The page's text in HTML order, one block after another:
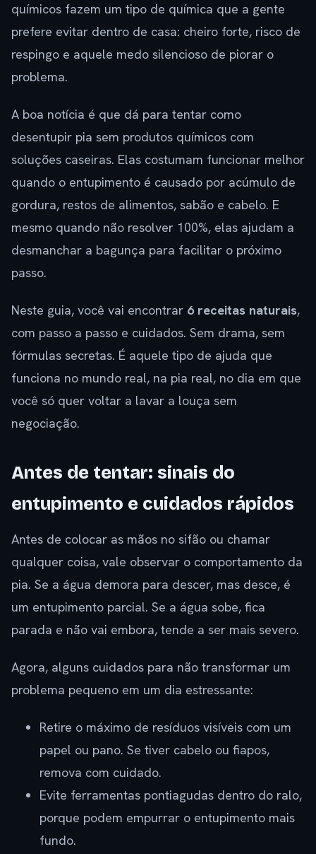
químicos fazem um tipo de química que a gente
prefere evitar dentro de casa: cheiro forte, risco de
respingo e aquele medo silencioso de piorar o
problema.
A boa notícia é que dá para tentar como
desentupir pia sem produtos químicos com
soluções caseiras. Elas costumam funcionar melhor
quando o entupimento é causado por acúmulo de
gordura, restos de alimentos, sabão e cabelo. E
mesmo quando não resolver 100%, elas ajudam a
desmanchar a bagunça para facilitar o próximo
passo.
Neste guia, você vai encontrar 6 receitas naturais,
com passo a passo e cuidados. Sem drama, sem
fórmulas secretas. É aquele tipo de ajuda que
funciona no mundo real, na pia real, no dia em que
você só quer voltar a lavar a louça sem
negociação.
Antes de tentar: sinais do
entupimento e cuidados rápidos
Antes de colocar as mãos no sifão ou chamar
qualquer coisa, vale observar o comportamento da
pia. Se a água demora para descer, mas desce, é
um entupimento parcial. Se a água sobe, fica
parada e não vai embora, tende a ser mais severo.
Agora, alguns cuidados para não transformar um
problema pequeno em um dia estressante:
Retire o máximo de resíduos visíveis com um
papel ou pano. Se tiver cabelo ou fiapos,
remova com cuidado.
Evite ferramentas pontiagudas dentro do ralo,
porque podem empurrar o entupimento mais
fundo.